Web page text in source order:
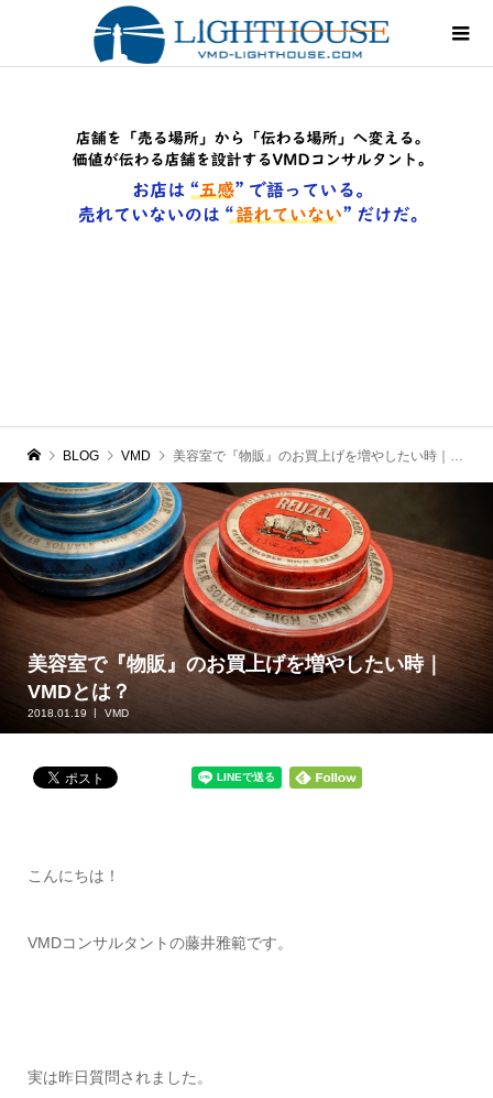
BLOG VMD 美容室で『物販』のお買上げを増やしたい時｜VMDとは？
美容室で『物販』のお買上げを増やしたい時｜
VMDとは？
2018.01.19 VMD
こんにちは！
VMDコンサルタントの藤井雅範です。
実は昨日質問されました。